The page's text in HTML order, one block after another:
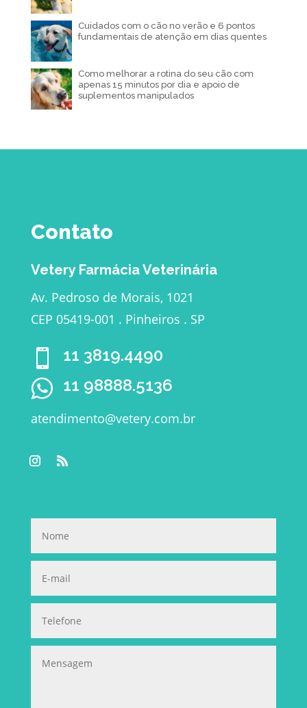
Cuidados com o cão no verão e 6 pontos
fundamentais de atenção em dias quentes
Como melhorar a rotina do seu cão com
apenas 15 minutos por dia e apoio de
suplementos manipulados
Contato
Vetery Farmácia Veterinária
Av. Pedroso de Morais, 1021
CEP 05419-001 . Pinheiros . SP

11 3819.4490
11 98888.5136
atendimento@vetery.com.br